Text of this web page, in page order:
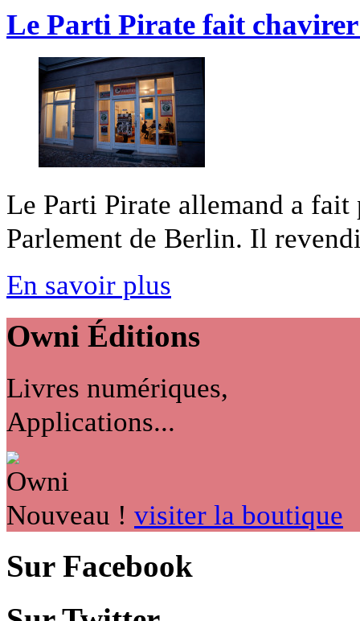
Le Parti Pirate fait
Le Parti Pirate allemand a
Parlement de Berlin. Il
En savoir plus
Owni Éditions
Livres numériques,
Applications...
Nouveau ! visiter la boutique
Sur Facebook